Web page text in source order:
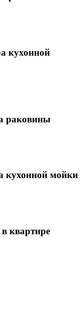
кухонной
раковины
кухонной мойки
квартире